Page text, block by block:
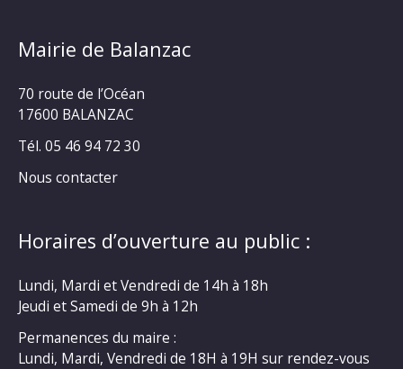
Mairie de Balanzac
70 route de l’Océan
17600 BALANZAC
Tél. 05 46 94 72 30
Nous contacter
Horaires d’ouverture au public :
Lundi, Mardi et Vendredi de 14h à 18h
Jeudi et Samedi de 9h à 12h
Permanences du maire :
Lundi, Mardi, Vendredi de 18H à 19H sur rendez-vous